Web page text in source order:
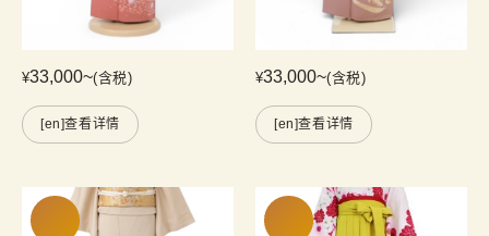
¥33,000~(含税)
[en]查看详情
¥33,000~(含税)
[en]查看详情